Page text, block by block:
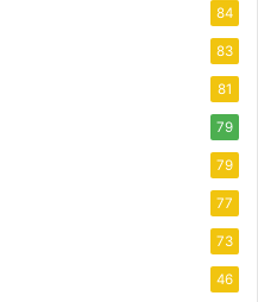
84
83
81
79
79
77
73
46